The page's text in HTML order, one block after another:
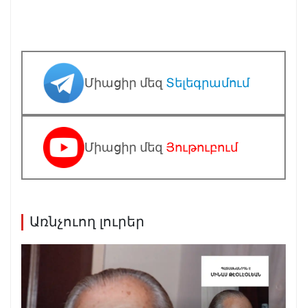
Միացիր մեզ Տելեգրամում
Միացիր մեզ Յութուբում
Առնչուող լուրեր